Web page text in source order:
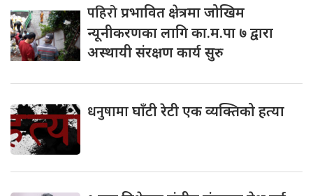
पहिरोप्रभावित क्षेत्रमा जोखिम
न्यूनीकरणका लागि का.म.पा ७ द्वारा
अस्थायी संरक्षण कार्य सुरु
धनुषामाघाँटी रेटी एक व्यक्तिको हत्या